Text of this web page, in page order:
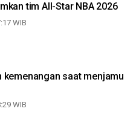
tim All-Star NBA 2026
WIB
kemenangan saat menjamu
WIB